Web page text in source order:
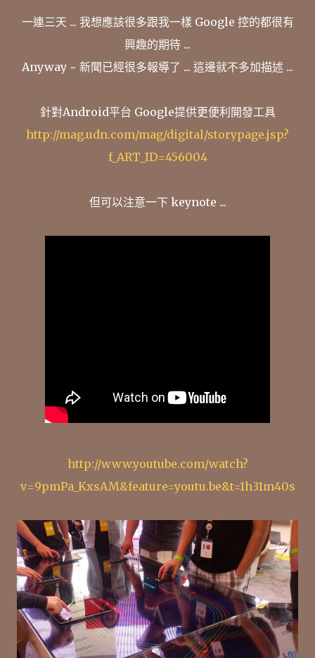
一連三天 ... 我想應該很多跟我一樣 Google 控的都很有
興趣的期待 ...
Anyway ~ 新聞已經很多報導了 ... 這邊就不多加描述 ...
針對Android平台 Google提供更便利開發工具
http://mag.udn.com/mag/digital/storypage.jsp?
f_ART_ID=456004
但可以注意一下 keynote ...
http://www.youtube.com/watch?
v=9pmPa_KxsAM&feature=youtu.be&t=1h31m40s